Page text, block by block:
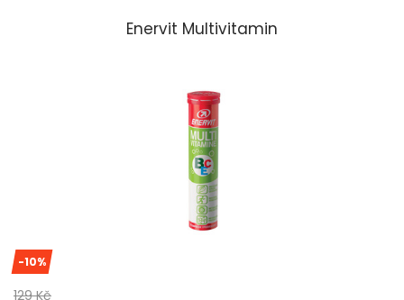
Enervit Multivitamin
-10%
129 Kč